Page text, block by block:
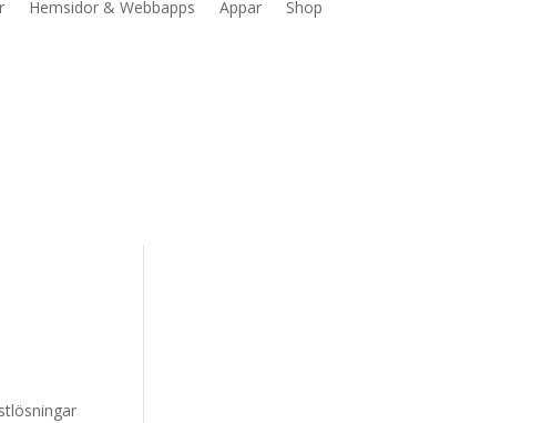
Hemsidor & Webbapps Appar Shop